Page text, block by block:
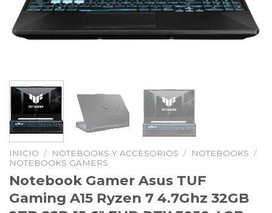
INICIO / NOTEBOOKS Y ACCESORIOS / NOTEBOOKS /
NOTEBOOKS GAMERS
Notebook Gamer Asus TUF
Gaming A15 Ryzen 7 4.7Ghz 32GB